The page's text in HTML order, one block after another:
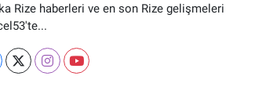
Rize haberleri ve en son Rize gelişmeleri